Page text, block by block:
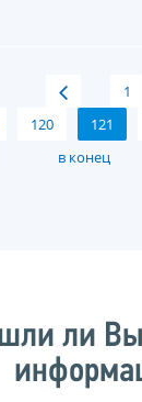
1
120 121
в конец
ли